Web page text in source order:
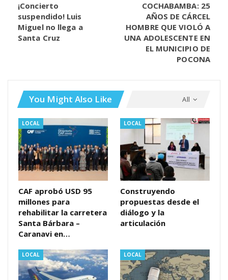
¡Concierto
suspendido! Luis
Miguel no llega a
Santa Cruz
COCHABAMBA: 25
AÑOS DE CÁRCEL
HOMBRE QUE VIOLÓ A
UNA ADOLESCENTE EN
EL MUNICIPIO DE
POCONA
All
You Might Also Like
LOCAL
CAF aprobó USD 95
millones para
rehabilitar la carretera
Santa Bárbara –
Caranavi en…
LOCAL
Construyendo
propuestas desde el
diálogo y la
articulación
LOCAL LOCAL